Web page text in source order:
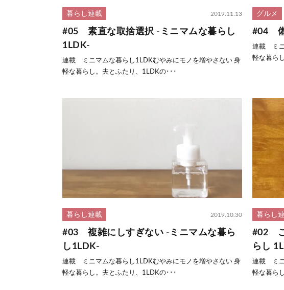
暮らし連載 2019.11.13
#05 素直な取捨選択 -ミニマムな暮らし
1LDK-
連載 ミニマムな暮らし1LDKむやみにモノを増やさない 身
軽な暮らし。夫とふたり、1LDKの･･･
グルメ
#04 備
連載 ミニ
軽な暮ら
暮らし連載 2019.10.30
#03 複雑にしすぎない -ミニマムな暮ら
し1LDK-
連載 ミニマムな暮らし1LDKむやみにモノを増やさない 身
軽な暮らし。夫とふたり、1LDKの･･･
暮らし
#02 こ
らし
連載 ミニ
軽な暮ら